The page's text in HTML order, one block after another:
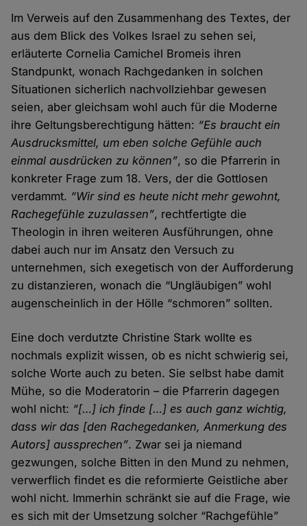
Im Verweis auf den Zusammenhang des Textes, der
aus dem Blick des Volkes Israel zu sehen sei,
erläuterte Cornelia Camichel Bromeis ihren
Standpunkt, wonach Rachgedanken in solchen
Situationen sicherlich nachvollziehbar gewesen
seien, aber gleichsam wohl auch für die Moderne
ihre Geltungsberechtigung hätten: “Es braucht ein
Ausdrucksmittel, um eben solche Gefühle auch
einmal ausdrücken zu können”, so die Pfarrerin in
konkreter Frage zum 18. Vers, der die Gottlosen
verdammt. “Wir sind es heute nicht mehr gewohnt,
Rachegefühle zuzulassen”, rechtfertigte die
Theologin in ihren weiteren Ausführungen, ohne
dabei auch nur im Ansatz den Versuch zu
unternehmen, sich exegetisch von der Aufforderung
zu distanzieren, wonach die “Ungläubigen” wohl
augenscheinlich in der Hölle “schmoren” sollten.
Eine doch verdutzte Christine Stark wollte es
nochmals explizit wissen, ob es nicht schwierig sei,
solche Worte auch zu beten. Sie selbst habe damit
Mühe, so die Moderatorin – die Pfarrerin dagegen
wohl nicht: “[…] ich finde […] es auch ganz wichtig,
dass wir das [den Rachegedanken, Anmerkung des
Autors] aussprechen”. Zwar sei ja niemand
gezwungen, solche Bitten in den Mund zu nehmen,
verwerflich findet es die reformierte Geistliche aber
wohl nicht. Immerhin schränkt sie auf die Frage, wie
es sich mit der Umsetzung solcher “Rachgefühle”